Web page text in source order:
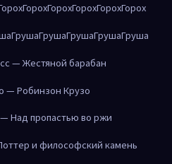
ГорохГорохГорохГорохГорох
ГрушаГрушаГрушаГрушаГруша
— Жестяной барабан
— Робинзон Крузо
Над пропастью во ржи
и философский камень